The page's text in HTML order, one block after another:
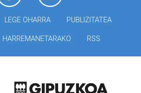
LEGE OHARRA PUBLIZITATEA
HARREMANETARAKO RSS